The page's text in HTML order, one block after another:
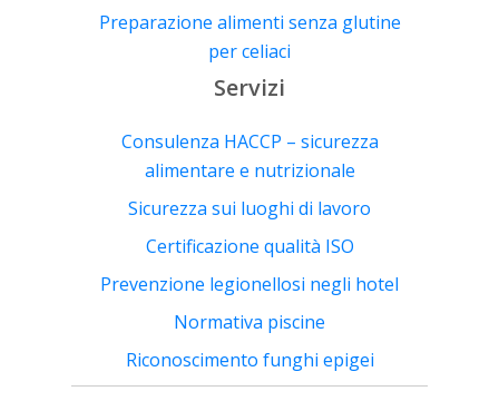
Preparazione alimenti senza glutine
per celiaci
Servizi
Consulenza HACCP – sicurezza
alimentare e nutrizionale
Sicurezza sui luoghi di lavoro
Certificazione qualità ISO
Prevenzione legionellosi negli hotel
Normativa piscine
Riconoscimento funghi epigei